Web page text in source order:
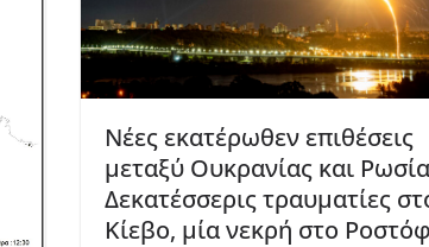
Νέες εκατέρωθεν επιθέσεις
μεταξύ Ουκρανίας και
Δεκατέσσερις τραυματίες
Κίεβο, μία νεκρή στο Ροστόφ